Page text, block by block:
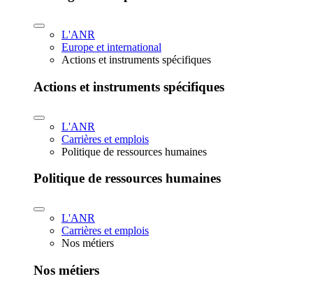
L'ANR
Europe et international
Actions et instruments spécifiques
Actions et instruments spécifiques
L'ANR
Carrières et emplois
Politique de ressources humaines
Politique de ressources humaines
L'ANR
Carrières et emplois
Nos métiers
Nos métiers